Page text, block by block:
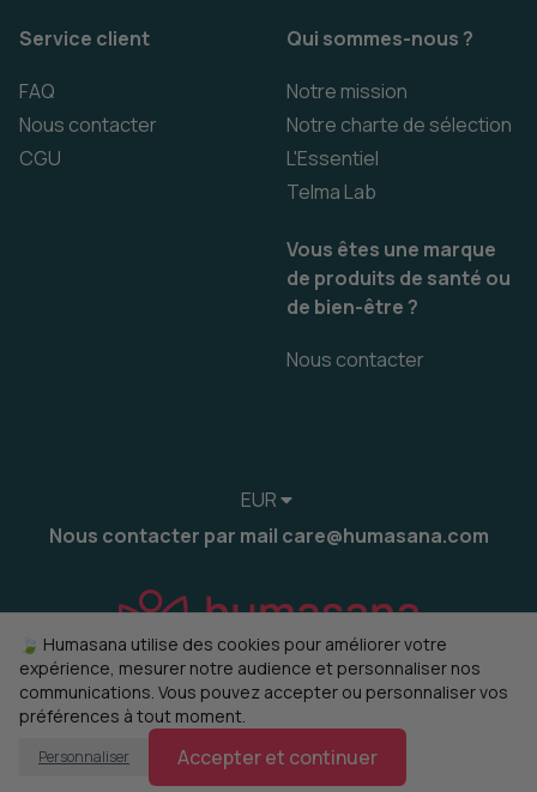
Service client
FAQ
Nous contacter
CGU
Qui sommes-nous ?
Notre mission
Notre charte de sélection
L'Essentiel
Telma Lab
Vous êtes une marque
de produits de santé ou
de bien-être ?
Nous contacter
EUR
Nous contacter par mail care@humasana.com
© 2022-2026 humasana Gérer mes cookies
🍃 Humasana utilise des cookies pour améliorer votre
expérience, mesurer notre audience et personnaliser nos
communications. Vous pouvez accepter ou personnaliser vos
préférences à tout moment.
Personnaliser Accepter et continuer